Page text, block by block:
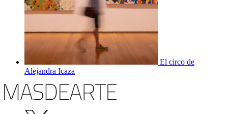
El circo de
Alejandra Icaza